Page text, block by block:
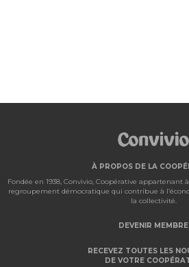
À PROPOS DE LA
Fondée en 1938, Convivio, Coopérative appartenant
regroupement démocratique qui contribue à
la collectivité.
DEVENIR MEMBRE
RECEVEZ TOUTES LES
DE VOTRE